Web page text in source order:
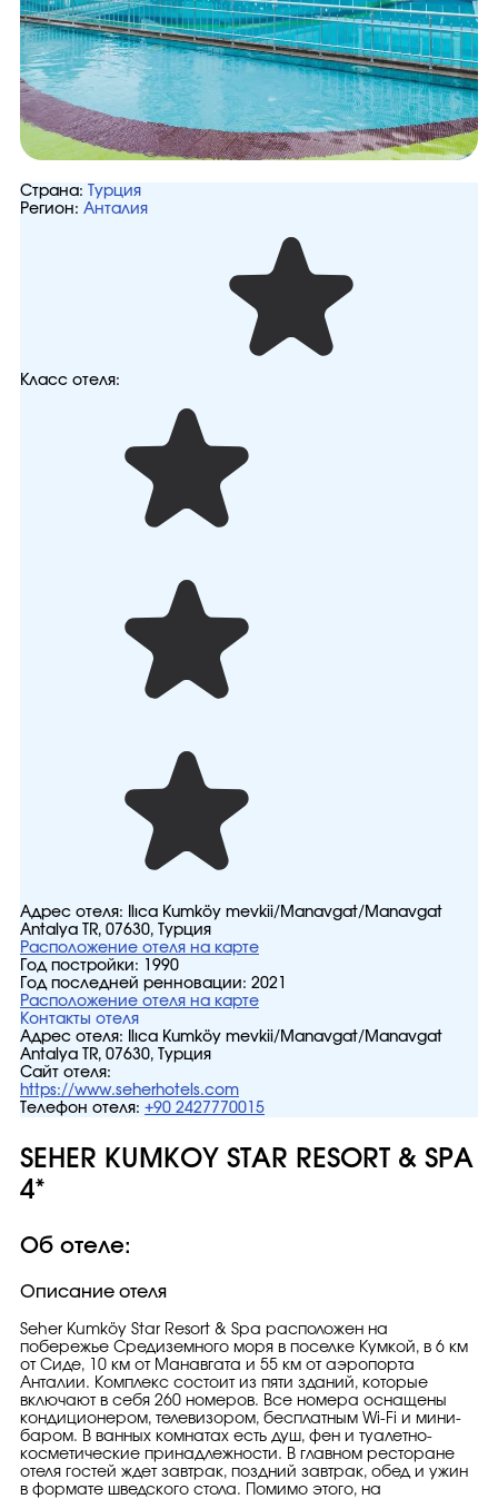
Страна:
Турция
Регион: Анталия
Класс отеля:
Адрес отеля:
Ilıca Kumköy mevkii/Manavgat/Manavgat
Antalya TR, 07630, Турция
Расположение отеля на карте
Год постройки:
1990
Год последней ренновации: 2021
Расположение отеля на карте
Контакты отеля
Адрес отеля:
Ilıca Kumköy mevkii/Manavgat/Manavgat
Antalya TR, 07630, Турция
Сайт отеля:
https://www.seherhotels.com
Телефон отеля: +90 2427770015
SEHER KUMKOY STAR RESORT & SPA
4*
Об отеле:
Описание отеля
Seher Kumköy Star Resort & Spa расположен на
побережье Средиземного моря в поселке Кумкой, в 6 км
от Сиде, 10 км от Манавгата и 55 км от аэропорта
Анталии. Комплекс состоит из пяти зданий, которые
включают в себя 260 номеров. Все номера оснащены
кондиционером, телевизором, бесплатным Wi-Fi и мини-
баром. В ванных комнатах есть душ, фен и туалетно-
косметические принадлежности. В главном ресторане
отеля гостей ждет завтрак, поздний завтрак, обед и ужин
в формате шведского стола. Помимо этого, на